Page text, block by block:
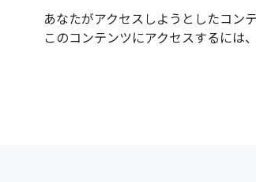
あなたがアクセスしようとしたコン
このコンテンツにアクセスするには